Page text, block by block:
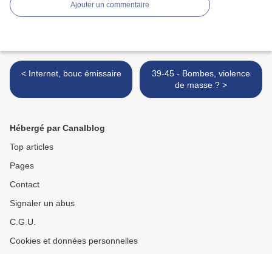
Ajouter un commentaire
< Internet, bouc émissaire
39-45 - Bombes, violence
de masse ? >
Hébergé par Canalblog
Top articles
Pages
Contact
Signaler un abus
C.G.U.
Cookies et données personnelles